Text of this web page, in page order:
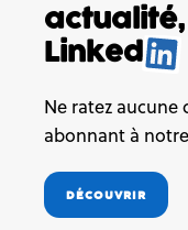
actualité,
Linked
Ne ratez aucune
abonnant à
DÉCOUVRIR